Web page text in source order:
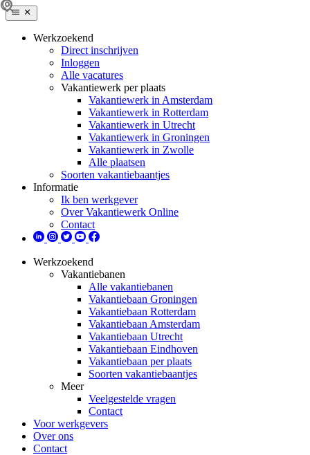
Werkzoekend
Direct inschrijven
Inloggen
Alle vacatures
Vakantiewerk per plaats
Vakantiewerk in Amsterdam
Vakantiewerk in Rotterdam
Vakantiewerk in Utrecht
Vakantiewerk in Groningen
Vakantiewerk in Zwolle
Alle plaatsen
Soorten vakantiebaantjes
Informatie
Ik ben werkgever
Over Vakantiewerk Online
Contact
Werkzoekend
Vakantiebanen
Alle vakantiebanen
Vakantiebaan Groningen
Vakantiebaan Rotterdam
Vakantiebaan Amsterdam
Vakantiebaan Utrecht
Vakantiebaan Eindhoven
Vakantiebaan per plaats
Soorten vakantiebaantjes
Meer
Veelgestelde vragen
Contact
Voor werkgevers
Over ons
Contact